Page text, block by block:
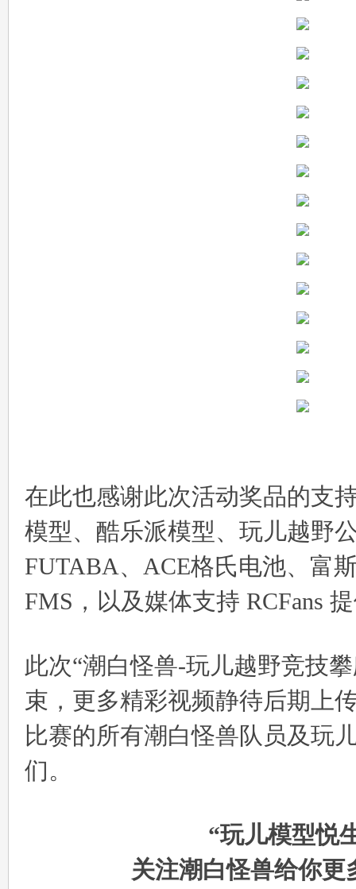
在此也感谢此次活动奖品的支
模型、酷乐派模型、玩儿越野
FUTABA、ACE格氏电池、富
FMS，以及媒体支持 RCFans
此次“潮白怪兽-玩儿越野竞技
束，更多精彩视频静待后期上
比赛的所有潮白怪兽队员及玩
们。
“玩儿模型悦
关注潮白怪兽给你更